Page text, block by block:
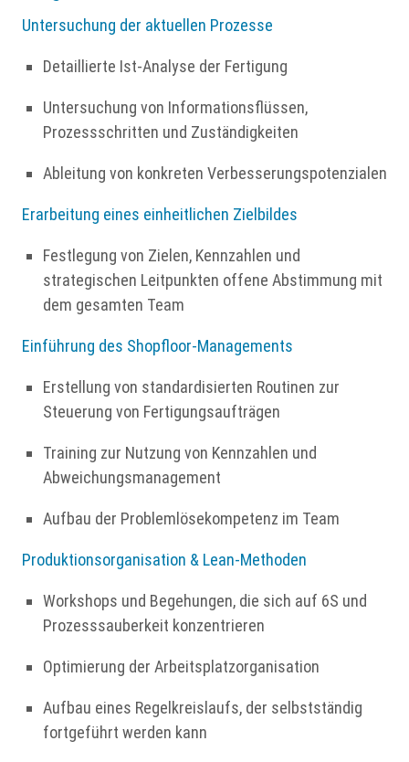
Untersuchung der aktuellen Prozesse
Detaillierte Ist‑Analyse der Fertigung
Untersuchung von Informationsflüssen,
Prozessschritten und Zuständigkeiten
Ableitung von konkreten Verbesserungspotenzialen
Erarbeitung eines einheitlichen Zielbildes
Festlegung von Zielen, Kennzahlen und
strategischen Leitpunkten offene Abstimmung mit
dem gesamten Team
Einführung des Shopfloor-Managements
Erstellung von standardisierten Routinen zur
Steuerung von Fertigungsaufträgen
Training zur Nutzung von Kennzahlen und
Abweichungsmanagement
Aufbau der Problemlösekompetenz im Team
Produktionsorganisation & Lean-Methoden
Workshops und Begehungen, die sich auf 6S und
Prozesssauberkeit konzentrieren
Optimierung der Arbeitsplatzorganisation
Aufbau eines Regelkreislaufs, der selbstständig
fortgeführt werden kann